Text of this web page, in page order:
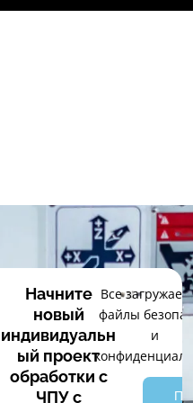
Начните
новый
индивидуальн
ый проект
обработки с
ЧПУ с
Все
файлы
и